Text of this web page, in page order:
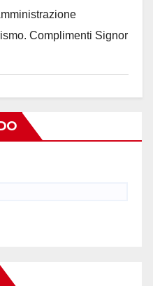
Complimenti Signor